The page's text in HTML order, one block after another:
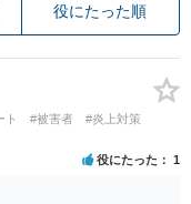
役にたった順
ト #被害者
#炎上対策
役にたった 1